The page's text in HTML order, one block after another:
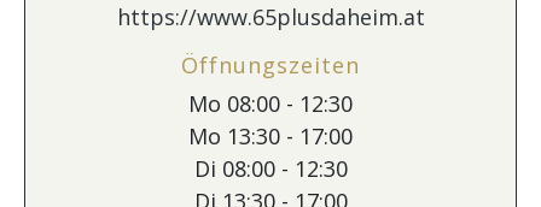
https://www.65plusdaheim.at
Öffnungszeiten
Mo 08:00 - 12:30
Mo 13:30 - 17:00
Di 08:00 - 12:30
Di 13:30 - 17:00